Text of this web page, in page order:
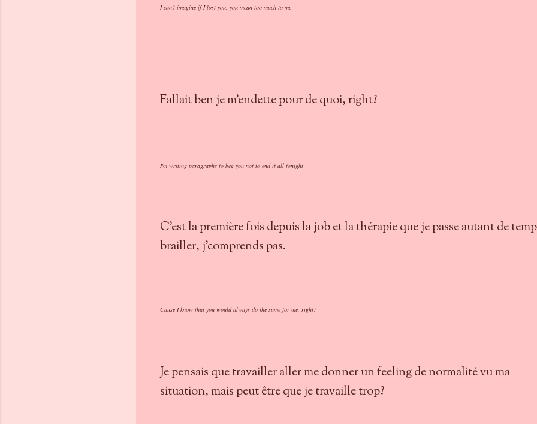
I can't imagine if I lost you, you mean too much to me
Fallait ben je m'endette pour de quoi, right?
I'm writing paragraphs to beg you not to end it all tonight
C'est la première fois depuis la job et la thérapie que je passe autant de
brailler, j'comprends pas.
Cause I know that you would always do the same for me, right?
Je pensais que travailler aller me donner un feeling de normalité vu ma
situation, mais peut être que je travaille trop?